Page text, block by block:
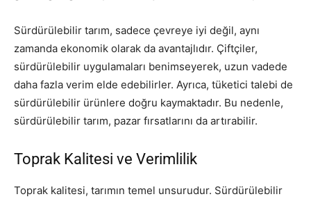
Sürdürülebilir tarım, sadece çevreye iyi değil, aynı
zamanda ekonomik olarak da avantajlıdır. Çiftçiler,
sürdürülebilir uygulamaları benimseyerek, uzun vadede
daha fazla verim elde edebilirler. Ayrıca, tüketici talebi de
sürdürülebilir ürünlere doğru kaymaktadır. Bu nedenle,
sürdürülebilir tarım, pazar fırsatlarını da artırabilir.
Toprak Kalitesi ve Verimlilik
Toprak kalitesi, tarımın temel unsurudur. Sürdürülebilir